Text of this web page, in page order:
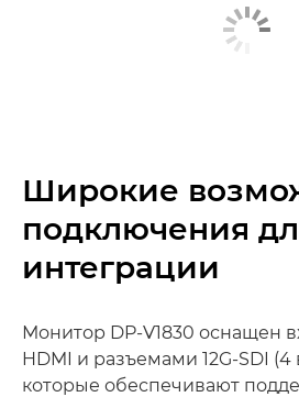
Широкие
подключения
интеграции
Монитор DP-V1830 оснащен
HDMI и разъемами 12G-SDI (4
которые обеспечивают